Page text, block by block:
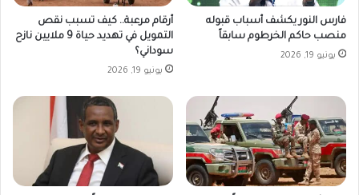
فارس النور يكشف أسباب قبوله
منصب حاكم الخرطوم سابقاً
يونيو 19, 2026
أرقام مرعبة.. كيف تسبب نقص
التمويل في تهديد حياة 9 ملايين نازح
سوداني؟
يونيو 19, 2026